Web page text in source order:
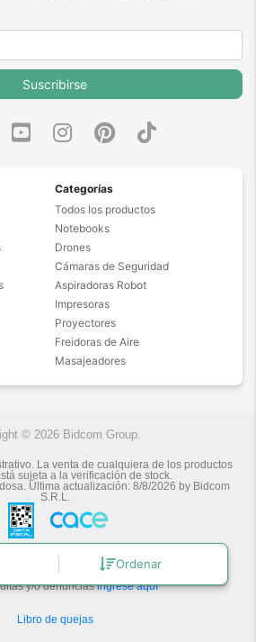
Ordenar
Suscribirse
Categorías
Todos los productos
Notebooks
Drones
Cámaras de Seguridad
Aspiradoras Robot
Impresoras
Proyectores
Freidoras de Aire
Masajeadores
© 2026 Bidcom Group.
La venta de cualquiera de los productos
sujeta a la verificación de stock.
Última actualización: 8/8/2026 by Bidcom
S.R.L.
Botón de arrepentimiento
de las y los Consumidores
y/o denunciasingrese aquí
Libro de quejas